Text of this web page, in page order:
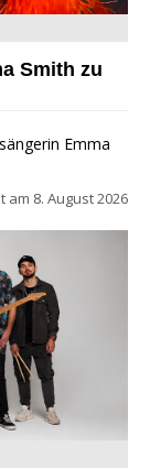
Jazz
Smith zu
Emma
am 8. August 2026
Gast beim